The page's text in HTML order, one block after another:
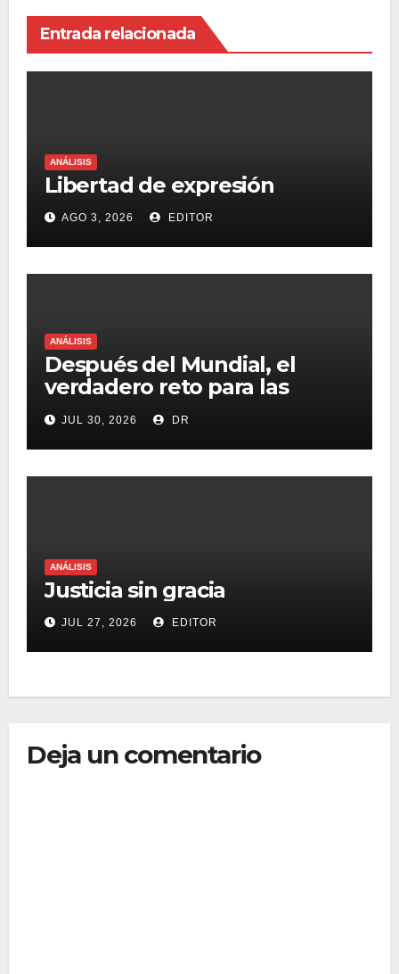
Entrada relacionada
ANÁLISIS
Libertad de expresión
AGO 3, 2026 EDITOR
ANÁLISIS
Después del Mundial, el
verdadero reto para las
marcas será destacar en un
mercado saturado
JUL 30, 2026 DR
ANÁLISIS
Justicia sin gracia
JUL 27, 2026 EDITOR
Deja un comentario